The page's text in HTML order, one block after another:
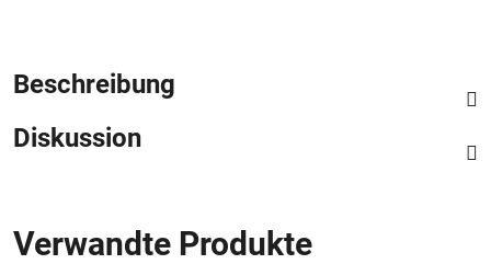
Beschreibung
Diskussion
Verwandte Produkte